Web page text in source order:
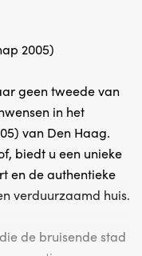
2005)
geen tweede van
in het
van Den Haag.
biedt u een unieke
en de authentieke
verduurzaamd huis.
de bruisende stad